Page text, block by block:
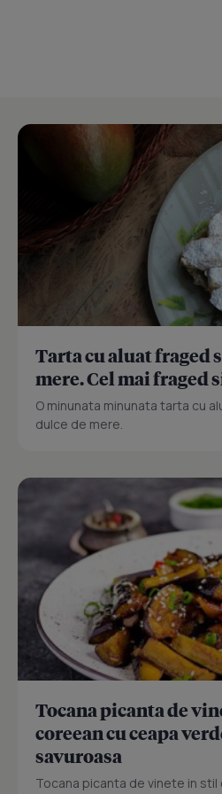
Tarta cu aluat fraged
mere. Cel mai fraged
O minunata minunata tarta cu
dulce de mere.
Tocana picanta de
coreean cu ceapa
savuroasa
Tocana picanta de vinete in